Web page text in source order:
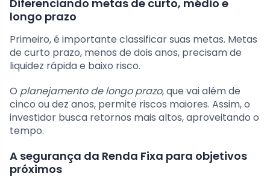
Diferenciando metas de curto, médio e
longo prazo
Primeiro, é importante classificar suas metas. Metas
de curto prazo, menos de dois anos, precisam de
liquidez rápida e baixo risco.
O planejamento de longo prazo, que vai além de
cinco ou dez anos, permite riscos maiores. Assim, o
investidor busca retornos mais altos, aproveitando o
tempo.
A segurança da Renda Fixa para objetivos
próximos